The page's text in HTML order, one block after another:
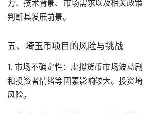
力、技术背景、市场需求以及相关政
判断其发展前景。
五、埼玉币项目的风险与挑战
1. 市场不确定性：虚拟货币市场波动
和投资者情绪等因素影响较大。投资
风险。